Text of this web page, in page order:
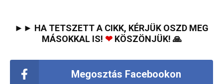
►► HA TETSZETT A CIKK, KÉRJÜK OSZD MEG
MÁSOKKAL IS! ❤KÖSZÖNJÜK! 🙏
Megosztás Facebookon